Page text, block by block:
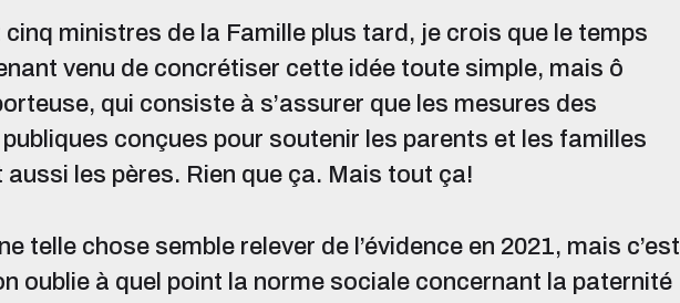
cinq ministres de la Famille plus tard, je crois que le temps
venu de concrétiser cette idée toute simple, mais ô
qui consiste à s’assurer que les mesures des
conçues pour soutenir les parents et les familles
les pères. Rien que ça. Mais tout ça!
telle chose semble relever de l’évidence en 2021, mais c’est
oublie à quel point la norme sociale concernant la paternité